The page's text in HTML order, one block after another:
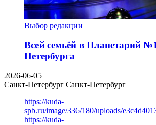
Выбор редакции
Всей семьёй в Планетарий
Петербурга
2026-06-05
Санкт-Петербург Санкт-Петербург
https://kuda-
spb.ru/image/336/180/uploads/
https://kuda-